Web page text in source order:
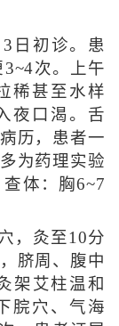
日初诊。患
次。上午
稀甚至水样
夜口渴。舌
历，患者一
为药理实验
体：胸6~7
，灸至10分
脐周、腹中
架艾柱温和
脘穴、气海